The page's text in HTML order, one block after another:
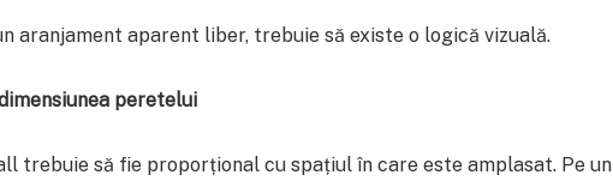
aranjament aparent liber, trebuie să existe o logică vizuală.
peretelui
trebuie să fie proporțional cu spațiul în care este amplasat. Pe un